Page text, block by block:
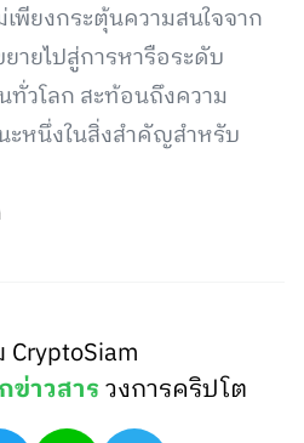
พียงกระตุ้นความสนใจจาก
ายไปสู่การหารือระดับ
ทั่วโลก สะท้อนถึงความ
หนึ่งในสิ่งสำคัญสำหรับ
ข่าวสารวงการคริปโต